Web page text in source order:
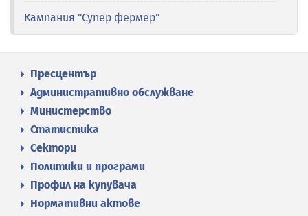
Кампания "Супер фермер"
Пресцентър
Административно обслужване
Министерство
Статистика
Сектори
Политики и програми
Профил на купувача
Нормативни актове